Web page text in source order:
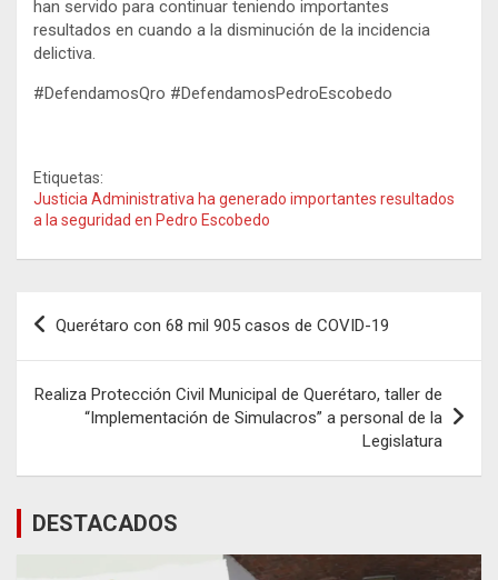
han servido para continuar teniendo importantes
resultados en cuando a la disminución de la incidencia
delictiva.
#DefendamosQro #DefendamosPedroEscobedo
Etiquetas:
Justicia Administrativa ha generado importantes resultados
a la seguridad en Pedro Escobedo
Navegación
entradas
Querétaro con 68 mil 905 casos de COVID-19
Realiza Protección Civil Municipal de Querétaro, taller de
“Implementación de Simulacros” a personal de la
Legislatura
DESTACADOS